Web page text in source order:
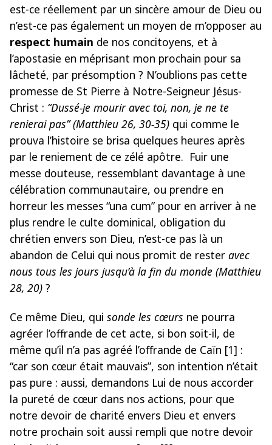
est-ce réellement par un sincère amour de Dieu ou
n’est-ce pas également un moyen de m’opposer au
respect humain de nos concitoyens, et à
l’apostasie en méprisant mon prochain pour sa
lâcheté, par présomption ? N’oublions pas cette
promesse de St Pierre à Notre-Seigneur Jésus-
Christ : “Dussé-je mourir avec toi, non, je ne te
renierai pas” (Matthieu 26, 30-35) qui comme le
prouva l’histoire se brisa quelques heures après
par le reniement de ce zélé apôtre. Fuir une
messe douteuse, ressemblant davantage à une
célébration communautaire, ou prendre en
horreur les messes “una cum” pour en arriver à ne
plus rendre le culte dominical, obligation du
chrétien envers son Dieu, n’est-ce pas là un
abandon de Celui qui nous promit de rester avec
nous tous les jours jusqu’à la fin du monde (Matthieu
28, 20) ?
Ce même Dieu, qui sonde les cœurs ne pourra
agréer l’offrande de cet acte, si bon soit-il, de
même qu’il n’a pas agréé l’offrande de Caïn [1] :
“car son cœur était mauvais”, son intention n’était
pas pure : aussi, demandons Lui de nous accorder
la pureté de cœur dans nos actions, pour que
notre devoir de charité envers Dieu et envers
notre prochain soit aussi rempli que notre devoir